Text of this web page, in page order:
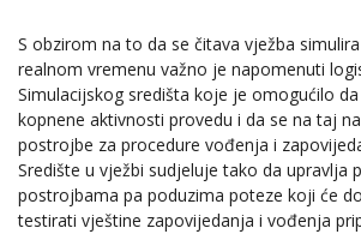
S obzirom na to da se čitava vježba
realnom vremenu važno je napomenuti
Simulacijskog središta koje je omogućilo
kopnene aktivnosti provedu i da se na taj
postrojbe za procedure vođenja i
Središte u vježbi sudjeluje tako da upravlja
postrojbama pa poduzima poteze koji će
testirati vještine zapovijedanja i vođenja